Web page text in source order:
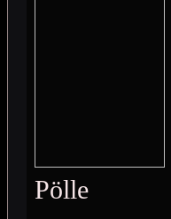
Pölle